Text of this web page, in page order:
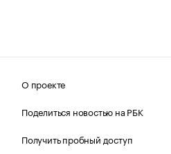
О проекте
Поделиться новостью на РБК
Получить пробный доступ